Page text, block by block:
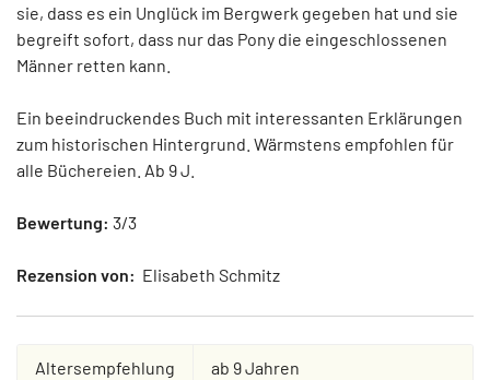
sie, dass es ein Unglück im Bergwerk gegeben hat und sie
begreift sofort, dass nur das Pony die eingeschlossenen
Männer retten kann.
Ein beeindruckendes Buch mit interessanten Erklärungen
zum historischen Hintergrund. Wärmstens empfohlen für
alle Büchereien. Ab 9 J.
Bewertung: 3/3
Rezension von: Elisabeth Schmitz
Altersempfehlung ab 9 Jahren